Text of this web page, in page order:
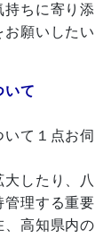
持ちに寄り添
お願いしたい
いて
て１点お伺
したり、八
管理する重要
、高知県内の